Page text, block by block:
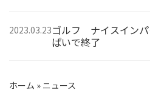
2023.03.23ゴルフ ナイスインパ
ぱいで終了
ホーム » ニュース